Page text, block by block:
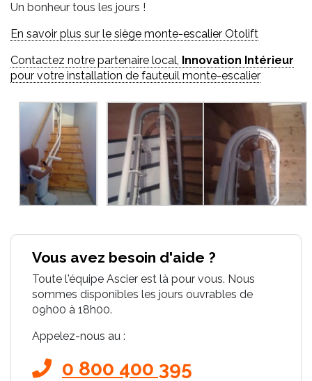
Un bonheur tous les jours !
En savoir plus sur le siège monte-escalier Otolift
Contactez notre partenaire local, Innovation Intérieur
pour votre installation de fauteuil monte-escalier
Vous avez besoin d'aide ?
Toute l'équipe Ascier est là pour vous. Nous
sommes disponibles les jours ouvrables de
09h00 à 18h00.
Appelez-nous au :
0 800 400 395